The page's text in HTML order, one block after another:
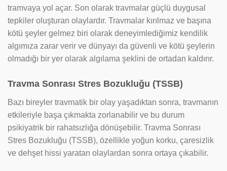
tramvaya yol açar. Son olarak travmalar güçlü duygusal
tepkiler oluşturan olaylardır. Travmalar kırılmaz ve başına
kötü şeyler gelmez biri olarak deneyimlediğimiz kendilik
algımıza zarar verir ve dünyayı da güvenli ve kötü şeylerin
olmadığı bir yer olarak algılama şeklini de ortadan kaldırır.
Travma Sonrası Stres Bozukluğu (TSSB)
Bazı bireyler travmatik bir olay yaşadıktan sonra, travmanın
etkileriyle başa çıkmakta zorlanabilir ve bu durum
psikiyatrik bir rahatsızlığa dönüşebilir. Travma Sonrası
Stres Bozukluğu (TSSB), özellikle yoğun korku, çaresizlik
ve dehşet hissi yaratan olaylardan sonra ortaya çıkabilir.